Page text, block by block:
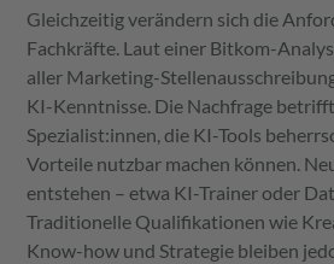
Gleichzeitig verändern sich die
Fachkräfte. Laut einer Bitkom-
aller Marketing-
KI-Kenntnisse. Die Nachfrage
Spezialist:innen, die KI-Tools
Vorteile nutzbar machen können.
entstehen – etwa KI-Trainer oder
Traditionelle Qualifikationen wie
Know-how und Strategie bleiben